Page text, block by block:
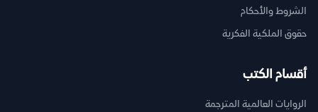
الشروط والأحكام
حقوق الملكية الفكرية
أقسام الكتب
الروايات العالمية المترجمة